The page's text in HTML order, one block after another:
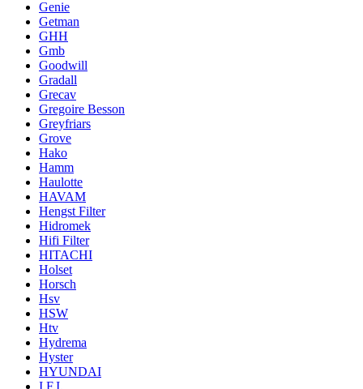
Genie
Getman
GHH
Gmb
Goodwill
Gradall
Grecav
Gregoire Besson
Greyfriars
Grove
Hako
Hamm
Haulotte
HAVAM
Hengst Filter
Hidromek
Hifi Filter
HITACHI
Holset
Horsch
Hsv
HSW
Htv
Hydrema
Hyster
HYUNDAI
I.F.I.